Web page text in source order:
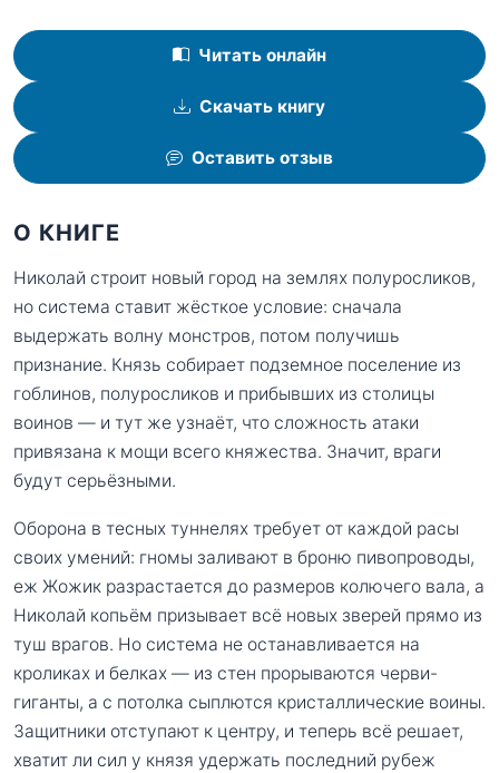
Читать онлайн
Скачать книгу
Оставить отзыв
О КНИГЕ
Николай строит новый город на землях полуросликов,
но система ставит жёсткое условие: сначала
выдержать волну монстров, потом получишь
признание. Князь собирает подземное поселение из
гоблинов, полуросликов и прибывших из столицы
воинов — и тут же узнаёт, что сложность атаки
привязана к мощи всего княжества. Значит, враги
будут серьёзными.
Оборона в тесных туннелях требует от каждой расы
своих умений: гномы заливают в броню пивопроводы,
еж Жожик разрастается до размеров колючего вала, а
Николай копьём призывает всё новых зверей прямо из
туш врагов. Но система не останавливается на
кроликах и белках — из стен прорываются черви-
гиганты, а с потолка сыплются кристаллические воины.
Защитники отступают к центру, и теперь всё решает,
хватит ли сил у князя удержать последний рубеж